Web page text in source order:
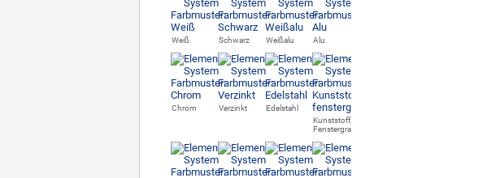
Weiß Schwarz Weißalu Alu
Chrom Verzinkt
Edelstahl
Kunststoff,
Fenstergrau